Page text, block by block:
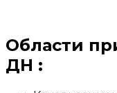
Области
ДН :